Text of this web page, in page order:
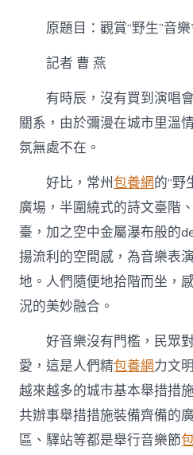
“野
生”
&#
甜
心
找
包
養
網
32;
愛
上
不
的
城
市
中
原題目：觀賞“野生”音
記者 曹 燕
有時辰，沒有買到演唱
關系，由於彌漫在城市里溫
氛無處不在。
好比，常州包養網的“野
廣場，半圍繞式的詩文臺階
臺，加之空中金屬瀑布般的
揚流利的空間感，為音樂表
地。人們隨便地拾階而坐，
況的美妙融合。
好音樂沒有門檻，民眾
愛，這是人們精包養網力文
越來越多的城市基本舉措措
共辦事舉措措施裝備齊備的
區、驛站等都是舉行音樂節